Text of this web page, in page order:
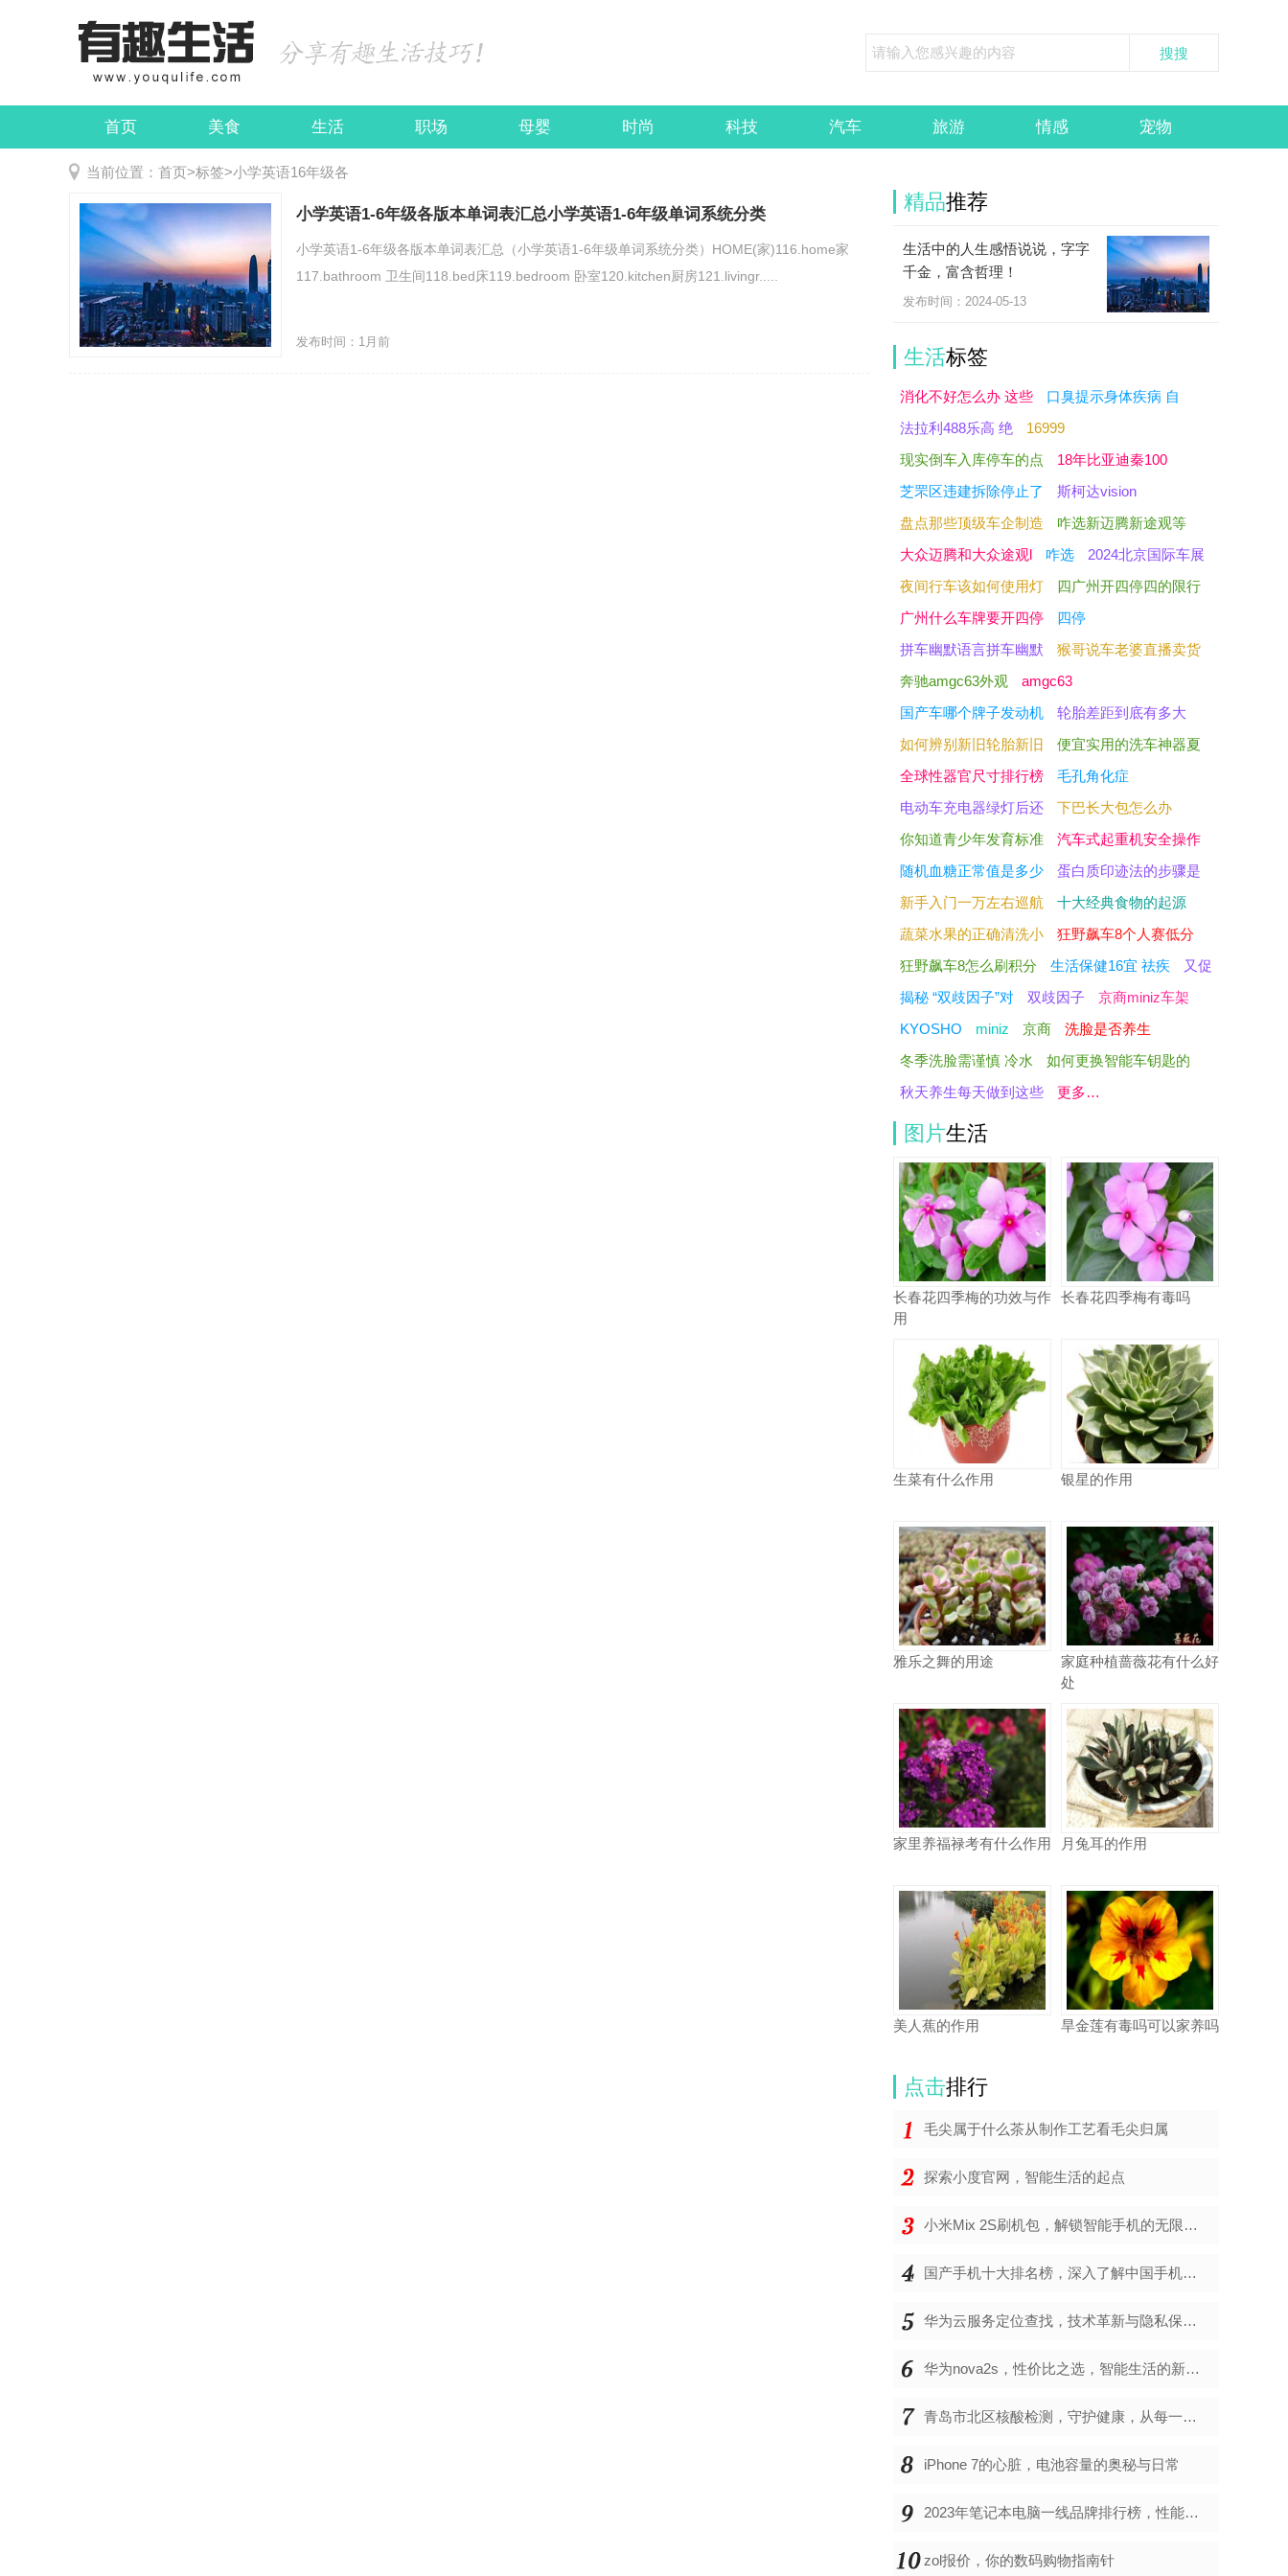
首页 美食 生活 职场 母婴 时尚 科技 汽车 旅游 情感 宠物
娱乐 民俗
当前位置： 首页>标签>小学英语16年级各
小学英语1-6年级各版本单词表汇总小学英语1-6年级单词系统分类
小学英语1-6年级各版本单词表汇总（小学英语1-6年级单词系统分类）HOME(家)116.home家
117.bathroom 卫生间118.bed床119.bedroom 卧室120.kitchen厨房121.livingr.....
发布时间：1月前
精品推荐
生活中的人生感悟说说，字字
千金，富含哲理！
发布时间：2024-05-13
生活标签
消化不好怎么办 这些
口臭提示身体疾病 自
法拉利488乐高 绝
16999
现实倒车入库停车的点
18年比亚迪秦100
芝罘区违建拆除停止了
斯柯达vision
盘点那些顶级车企制造
咋选新迈腾新途观等
大众迈腾和大众途观l
咋选
2024北京国际车展
夜间行车该如何使用灯
四广州开四停四的限行
广州什么车牌要开四停
四停
拼车幽默语言拼车幽默
猴哥说车老婆直播卖货
奔驰amgc63外观
amgc63
国产车哪个牌子发动机
轮胎差距到底有多大
如何辨别新旧轮胎新旧
便宜实用的洗车神器夏
全球性器官尺寸排行榜
毛孔角化症
电动车充电器绿灯后还
下巴长大包怎么办
你知道青少年发育标准
汽车式起重机安全操作
随机血糖正常值是多少
蛋白质印迹法的步骤是
新手入门一万左右巡航
十大经典食物的起源
蔬菜水果的正确清洗小
狂野飙车8个人赛低分
狂野飙车8怎么刷积分
生活保健16宜 祛疾
又促
揭秘 “双歧因子”对
双歧因子
京商miniz车架
KYOSHO
miniz 京商
洗脸是否养生
冬季洗脸需谨慎 冷水
如何更换智能车钥匙的
秋天养生每天做到这些
更多…
图片生活
长春花四季梅的功效与作
用
长春花四季梅有毒吗
生菜有什么作用 银星的作用
雅乐之舞的用途
家庭种植蔷薇花有什么好
处
家里养福禄考有什么作用 月兔耳的作用
美人蕉的作用 旱金莲有毒吗可以家养吗
点击排行
毛尖属于什么茶从制作工艺看毛尖归属
探索小度官网，智能生活的起点
小米Mix 2S刷机包，解锁智能手机的无限可能
国产手机十大排名榜，深入了解中国手机市场的佼佼者
华为云服务定位查找，技术革新与隐私保护的双重奏
华为nova2s，性价比之选，智能生活的新伙伴
青岛市北区核酸检测，守护健康，从每一次检测开始
iPhone 7的心脏，电池容量的奥秘与日常
2023年笔记本电脑一线品牌排行榜，性能、创新与用户满意度的综合考量
zol报价，你的数码购物指南针